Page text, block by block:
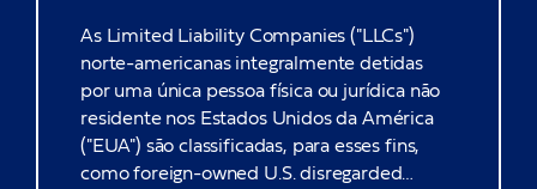
As Limited Liability Companies ("LLCs")
norte-americanas integralmente detidas
por uma única pessoa física ou jurídica não
residente nos Estados Unidos da América
("EUA") são classificadas, para esses fins,
como foreign-owned U.S. disregarded